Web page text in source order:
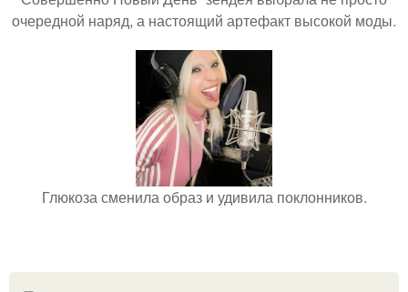
очередной наряд, а настоящий артефакт высокой моды.
Глюкоза сменила образ и удивила поклонников.